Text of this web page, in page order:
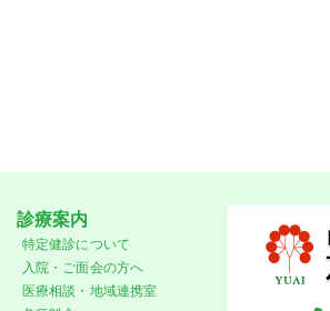
診療案内
特定健診について
入院・ご面会の方へ
医療相談・地域連携室